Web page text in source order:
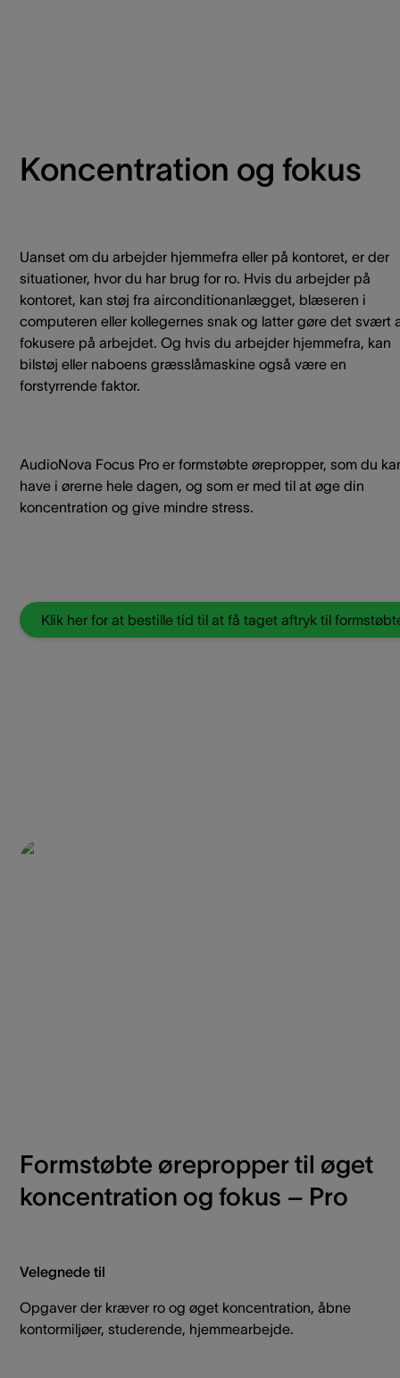
Koncentration og fokus
Uanset om du arbejder hjemmefra eller på kontoret, er der
situationer, hvor du har brug for ro. Hvis du arbejder på
kontoret, kan støj fra airconditionanlægget, blæseren i
computeren eller kollegernes snak og latter gøre det svært
fokusere på arbejdet. Og hvis du arbejder hjemmefra, kan
bilstøj eller naboens græsslåmaskine også være en
forstyrrende faktor.
AudioNova Focus Pro er formstøbte ørepropper, som du
have i ørerne hele dagen, og som er med til at øge din
koncentration og give mindre stress.
Formstøbte ørepropper til øget
koncentration og fokus – Pro
Velegnede til
Opgaver der kræver ro og øget koncentration, åbne
kontormiljøer, studerende, hjemmearbejde.